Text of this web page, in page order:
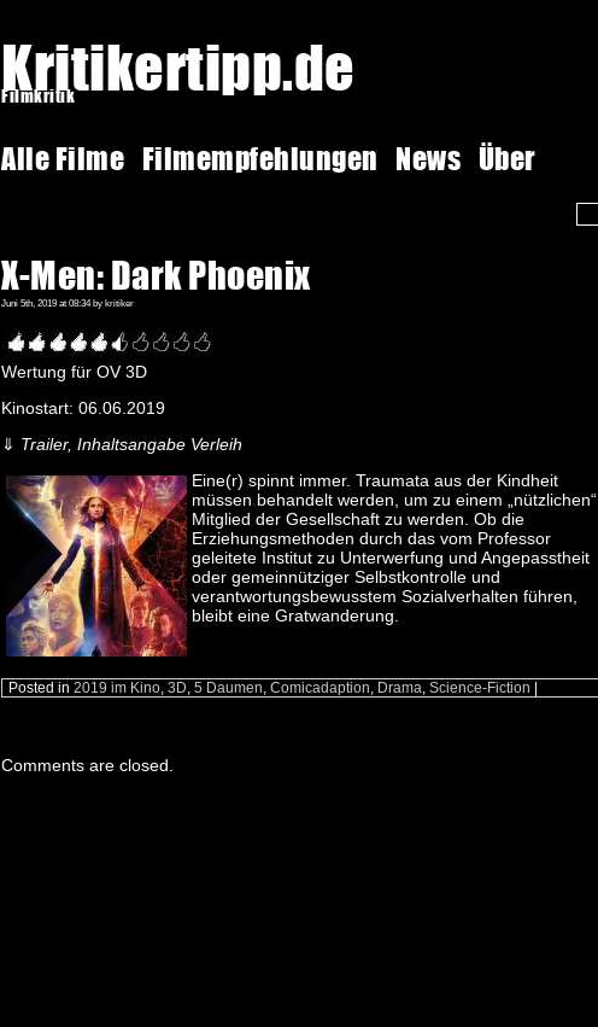
Kritikertipp.de
Filmkritik
Alle Filme Filmempfehlungen News Über
X-Men: Dark Phoenix
Juni 5th, 2019 at 08:34 by kritiker
Wertung für OV 3D
Kinostart: 06.06.2019
⇓ Trailer, Inhaltsangabe Verleih
Eine(r) spinnt immer. Traumata aus der Kindheit
müssen behandelt werden, um zu einem „nützlichen“
Mitglied der Gesellschaft zu werden. Ob die
Erziehungsmethoden durch das vom Professor
geleitete Institut zu Unterwerfung und Angepasstheit
oder gemeinnütziger Selbstkontrolle und
verantwortungsbewusstem Sozialverhalten führen,
bleibt eine Gratwanderung.
Posted in 2019 im Kino, 3D, 5 Daumen, Comicadaption, Drama, Science-Fiction
Comments are closed.